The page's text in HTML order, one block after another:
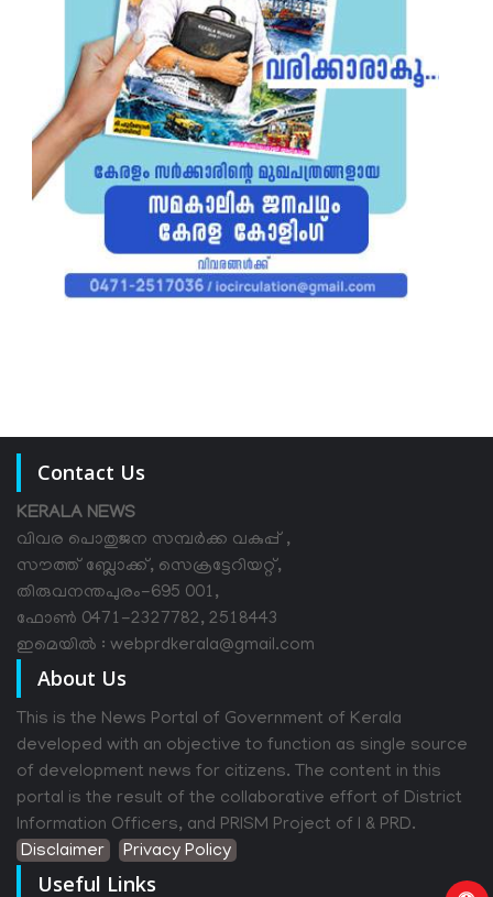
Contact Us
KERALA NEWS
വിവര പൊതുജന സമ്പര്‍ക്ക വകുപ്പ് ,
സൗത്ത് ബ്ലോക്ക്, സെക്രട്ടേറിയറ്റ്,
തിരുവനന്തപുരം-695 001,
ഫോൺ 0471-2327782, 2518443
ഇമെയിൽ : webprdkerala@gmail.com
About Us
This is the News Portal of Government of Kerala
developed with an objective to function as single source
of development news for citizens. The content in this
portal is the result of the collaborative effort of District
Information Officers, and PRISM Project of I & PRD.
Disclaimer
Privacy Policy
Useful Links